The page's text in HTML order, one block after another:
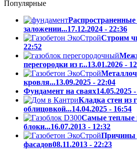
Популярные
заложении...17.12.2024 - 22:36
Cтроим
22:52
перегородки из г...13.01.2026 -
кровля...13.09.2025 - 22:04
Фундамент на сваях14.05.2025
Кладка стен из
облицовкой...14.04.2025 - 16:54
Самые теплые
блоки...16.07.2013 - 12:32
Причины
фасадов08.11.2013 - 22:23